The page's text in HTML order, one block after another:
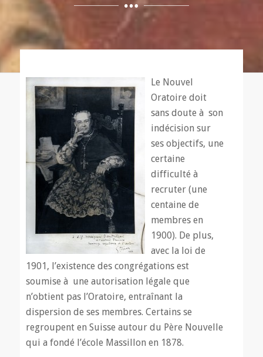
Le Nouvel
Oratoire doit
sans doute à son
indécision sur
ses objectifs, une
certaine
difficulté à
recruter (une
centaine de
membres en
1900). De plus,
avec la loi de
1901, l’existence des congrégations est
soumise à une autorisation légale que
n’obtient pas l’Oratoire, entraînant la
dispersion de ses membres. Certains se
regroupent en Suisse autour du Père Nouvelle
qui a fondé l’école Massillon en 1878.